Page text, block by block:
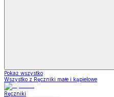
Pokaż wszystko
Wszystko z Ręczniki małe i kąpielowe
Ręczniki